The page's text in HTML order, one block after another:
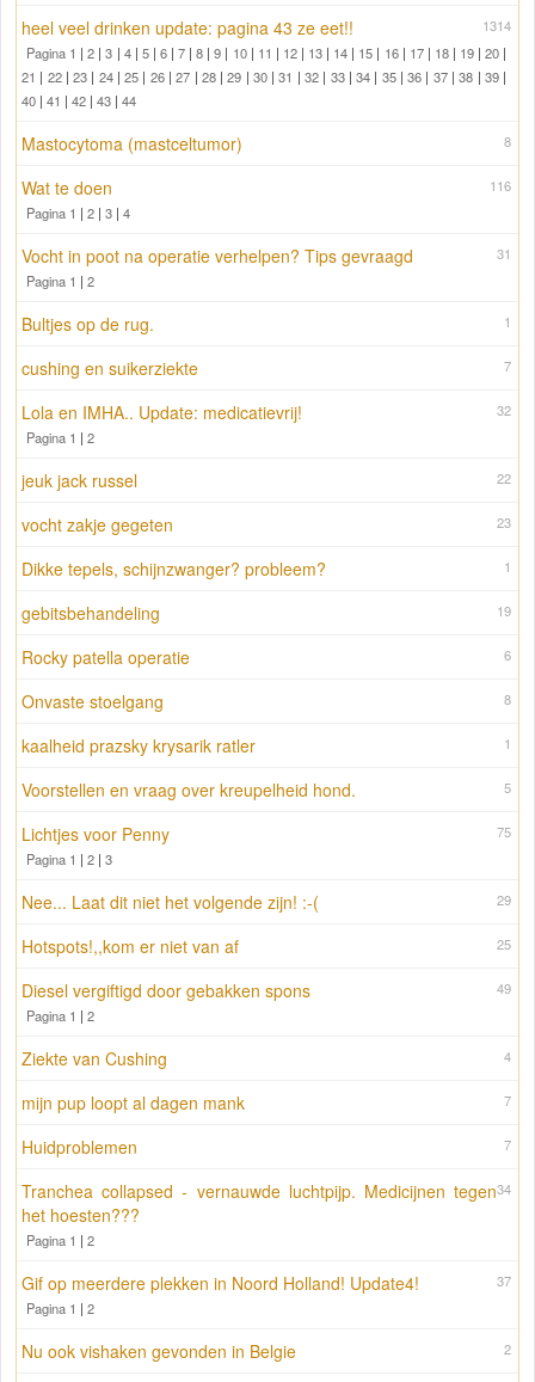
1314
heel veel drinken update: pagina 43 ze eet!!
Pagina 1 |2 |3 | 4| 5| 6|7 |8 |9 | 10| 11 | 12| 13 | 14 | 15 | 16| 17| 18| 19|20 |
21 | 22|23 | 24|25 | 26|27 | 28|29 | 30|31 |32 | 33|34 | 35|36 | 37|38 | 39|
40 | 41 | 42 | 43 | 44
8
Mastocytoma (mastceltumor)
116
Wat te doen
Pagina 1 | 2 | 3 | 4
31
Vocht in poot na operatie verhelpen? Tips gevraagd
Pagina 1 | 2
1
Bultjes op de rug.
7
cushing en suikerziekte
32
Lola en IMHA.. Update: medicatievrij!
Pagina 1 | 2
22
jeuk jack russel
23
vocht zakje gegeten
1
Dikke tepels, schijnzwanger? probleem?
19
gebitsbehandeling
6
Rocky patella operatie
8
Onvaste stoelgang
1
kaalheid prazsky krysarik ratler
5
Voorstellen en vraag over kreupelheid hond.
75
Lichtjes voor Penny
Pagina 1 | 2 | 3
29
Nee... Laat dit niet het volgende zijn! :-(
25
Hotspots!,,kom er niet van af
49
Diesel vergiftigd door gebakken spons
Pagina 1 | 2
4
Ziekte van Cushing
7
mijn pup loopt al dagen mank
7
Huidproblemen
34
Tranchea collapsed - vernauwde luchtpijp. Medicijnen tegen
het hoesten???
Pagina 1 | 2
37
Gif op meerdere plekken in Noord Holland! Update4!
Pagina 1 | 2
2
Nu ook vishaken gevonden in Belgie